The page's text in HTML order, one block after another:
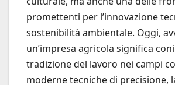
promettenti per l’innovazione
sostenibilità ambientale. Oggi,
un’impresa agricola significa
tradizione del lavoro nei campi
moderne tecniche di precisione,